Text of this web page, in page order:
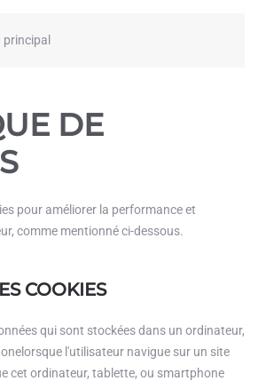
DE
pour améliorer la performance et
comme mentionné ci-dessous.
COOKIES
qui sont stockées dans un ordinateur,
l'utilisateur navigue sur un site
cet ordinateur, tablette, ou smartphone